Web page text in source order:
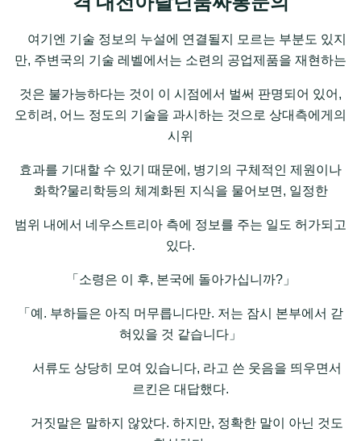
여기엔 기술 정보의 누설에 연결될지 모르는 부분도 있지
만, 주변국의 기술 레벨에서는 소련의 공업제품을 재현하는
것은 불가능하다는 것이 이 시점에서 벌써 판명되어 있어,
오히려, 어느 정도의 기술을 과시하는 것으로 상대측에게의
시위
효과를 기대할 수 있기 때문에, 병기의 구체적인 제원이나
화학?물리학등의 체계화된 지식을 물어보면, 일정한
범위 내에서 네우스트리아 측에 정보를 주는 일도 허가되고
있다.
「소령은 이 후, 본국에 돌아가십니까?」
「예. 부하들은 아직 머무릅니다만. 저는 잠시 본부에서 갇
혀있을 것 같습니다」
서류도 상당히 모여 있습니다, 라고 쓴 웃음을 띄우면서
르킨은 대답했다.
거짓말은 말하지 않았다. 하지만, 정확한 말이 아닌 것도